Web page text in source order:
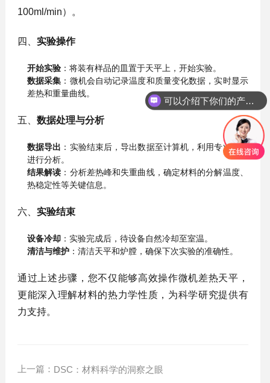
100ml/min）。
四、 实验操作
开始实验：将装有样品的皿置于天平上，开始实验。
数据采集 ：微机会自动记录温度和质量变化数据，实时显示
差热和重量曲线。
五、 数据处理与分析
数据导出 ：实验结束后，导出数据至计算机，利用专业软件
进行分析。
结果解读 ：分析差热峰和失重曲线，确定材料的分解温度、
热稳定性等关键信息。
六、 实验结束
设备冷却 ：实验完成后，待设备自然冷却至室温。
清洁与维护：清洁天平和炉膛，确保下次实验的准确性。
通过上述步骤，您不仅能够高效操作微机差热天平，
更能深入理解材料的热力学性质，为科学研究提供有
力支持。
上一篇： DSC：材料科学的洞察之眼
可以介绍下你们的产品么？